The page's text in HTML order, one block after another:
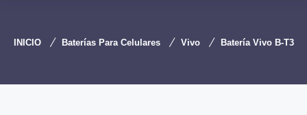
INICIO Baterías Para Celulares Vivo Batería Vivo B-T3